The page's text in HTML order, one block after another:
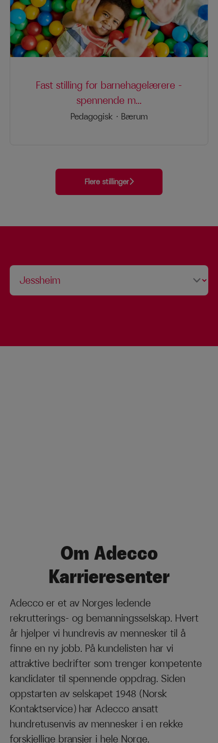
Fast stilling for barnehagelærere –
spennende m...
Pedagogisk · Bærum
Flere stillinger
Om Adecco
Karrieresenter
Adecco er et av Norges ledende
rekrutterings- og bemanningsselskap. Hvert
år hjelper vi hundrevis av mennesker til å
finne en ny jobb. På kundelisten har vi
attraktive bedrifter som trenger kompetente
kandidater til spennende oppdrag. Siden
oppstarten av selskapet 1948 (Norsk
Kontaktservice) har Adecco ansatt
hundretusenvis av mennesker i en rekke
forskjellige bransjer i hele Norge.